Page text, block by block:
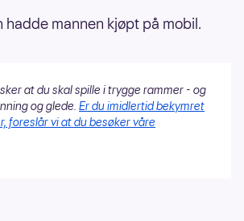
mannen kjøpt på mobil.
at du skal spille i trygge rammer - og
og glede. Er du imidlertid bekymret
foreslår vi at du besøker våre